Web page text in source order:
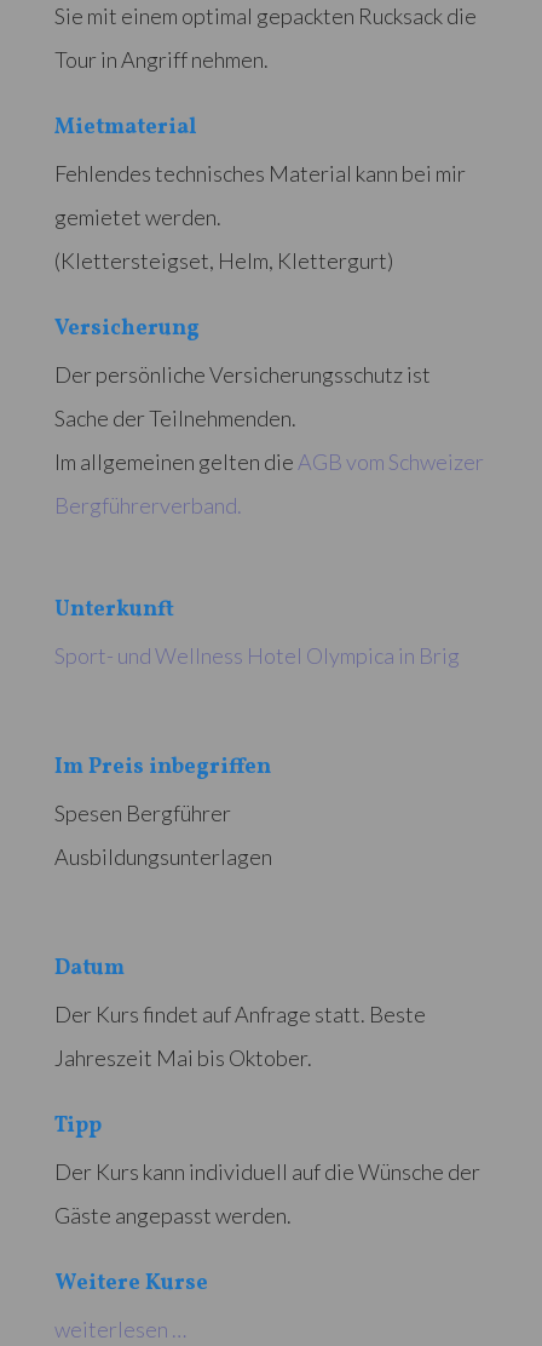
Sie mit einem optimal gepackten Rucksack die
Tour in Angriff nehmen.
Mietmaterial
Fehlendes technisches Material kann bei mir
gemietet werden.
(Klettersteigset, Helm, Klettergurt)
Versicherung
Der persönliche Versicherungsschutz ist
Sache der Teilnehmenden.
Im allgemeinen gelten die AGB vom Schweizer
Bergführerverband.
Unterkunft
Sport- und Wellness Hotel Olympica in Brig
Im Preis inbegriffen
Spesen Bergführer
Ausbildungsunterlagen
Datum
Der Kurs findet auf Anfrage statt. Beste
Jahreszeit Mai bis Oktober.
Tipp
Der Kurs kann individuell auf die Wünsche der
Gäste angepasst werden.
Weitere Kurse
weiterlesen …